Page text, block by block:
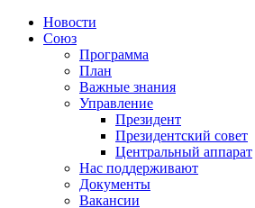
Новости
Союз
Программа
План
Важные знания
Управление
Президент
Президентский совет
Центральный аппарат
Нас поддерживают
Документы
Вакансии